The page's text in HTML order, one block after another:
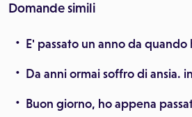
Domande simili
E' passato un anno da
Da anni ormai soffro di ansia.
Buon giorno, ho appena